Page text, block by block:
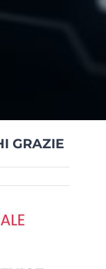
GRAZIE